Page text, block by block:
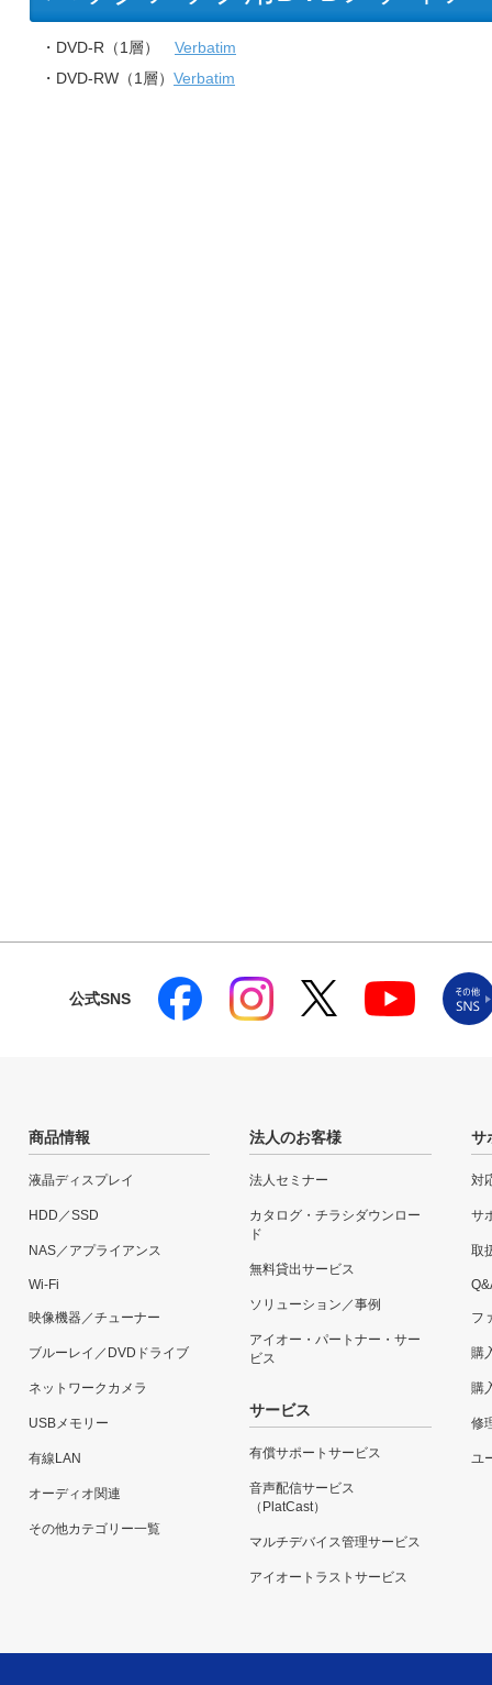
・DVD-R（1層） Verbatim
・DVD-RW（1層） Verbatim
公式SNS
商品情報
液晶ディスプレイ
HDD／SSD
NAS／アプライアンス
Wi-Fi
映像機器／チューナー
ブルーレイ／DVDドライブ
ネットワークカメラ
USBメモリー
有線LAN
オーディオ関連
その他カテゴリー一覧
法人のお客様
法人セミナー
カタログ・チラシダウンロー
ド
無料貸出サービス
ソリューション／事例
アイオー・パートナー・サー
ビス
サービス
有償サポートサービス
音声配信サービス
（PlatCast）
マルチデバイス管理サービス
アイオートラストサービス
サ
対
サ
取
フ
購
購
修
ユ